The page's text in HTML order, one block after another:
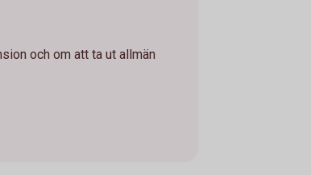
och om att ta ut allmän